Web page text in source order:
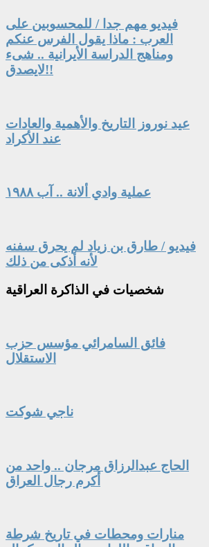
فيديو مهم جدا / للمحسوبين على
العرب : ماذا يقول الفرس عنكم
ومناهج الدراسة الأيرانية .. شىء
لايصدق!!
عيد نوروز التاريخ والأهمية والعادات
عند الأكراد
عملية وادي ألانة .. آب ١٩٨٨
فيديو / طارق بن زياد لم يحرق سفنه
لأنه أذكى من ذلك
شخصيات في الذاكرة العراقية
فائق السامرائي مؤسس حزب
الاستقلال
ناجي شوكت
الحاج عبدالرزاق مرجان .. واحد من
أكرم رجال العراق
منارات ومحطات في تاريخ شرطة